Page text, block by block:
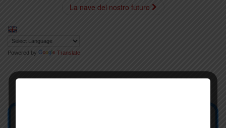
La nave del nostro futuro
Powered by Translate